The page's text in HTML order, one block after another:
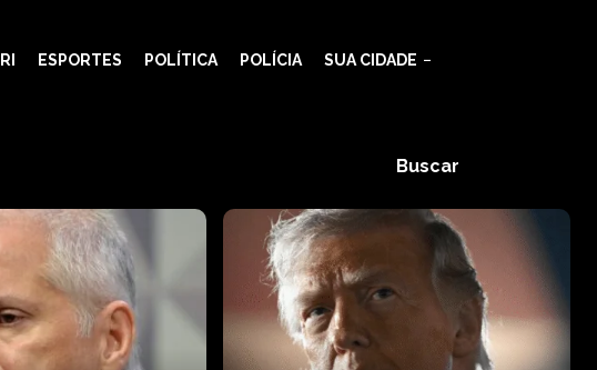
ESPORTES POLÍTICA POLÍCIA SUA CIDADE
Buscar